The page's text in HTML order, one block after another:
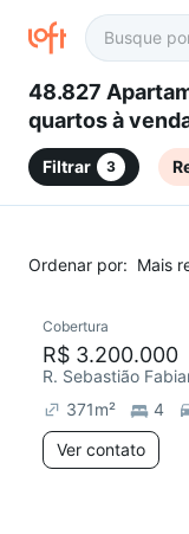
48.827
quartos à venda em Belo
Horizonte, MG
Filtrar 3
Ordenar por: Mais
Redecorar
Cobertura
R$ 3.200.000
R. Sebastião
371m² 4
Ver contato